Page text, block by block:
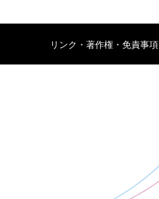
リンク・著作権・免責事項